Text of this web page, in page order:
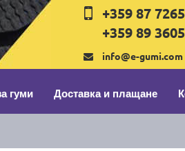
+359 87
+359 89
info@e-gumi.com
гуми Доставка и плащане